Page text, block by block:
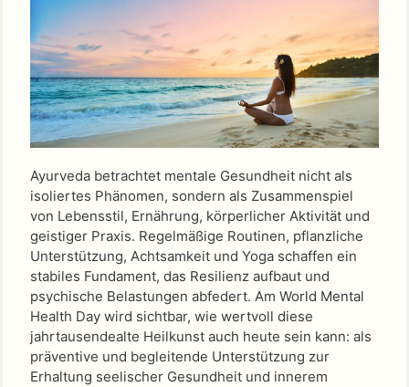
Ayurveda betrachtet mentale Gesundheit nicht als
isoliertes Phänomen, sondern als Zusammenspiel
von Lebensstil, Ernährung, körperlicher Aktivität und
geistiger Praxis. Regelmäßige Routinen, pflanzliche
Unterstützung, Achtsamkeit und Yoga schaffen ein
stabiles Fundament, das Resilienz aufbaut und
psychische Belastungen abfedert. Am World Mental
Health Day wird sichtbar, wie wertvoll diese
jahrtausendealte Heilkunst auch heute sein kann: als
präventive und begleitende Unterstützung zur
Erhaltung seelischer Gesundheit und innerem